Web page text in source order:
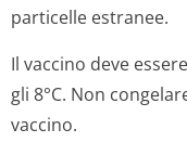
particelle estranee.
Il vaccino deve
gli 8°C. Non
vaccino.